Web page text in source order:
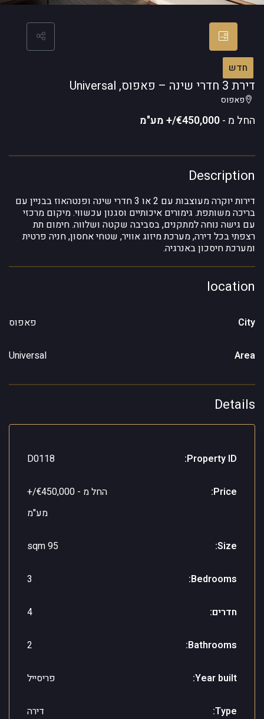
חדש
דירת 3 חדרי שינה – פאפוס, Universal
פאפוס
החל מ -€450,000/+ מע"מ
Description
דירות יוקרה מעוצבות עם 2 או 3 חדרי שינה ופנטהאוז בבניין עם
בריכה משותפת. גימורים איכותיים וסגנון עכשווי. מיקום מרכזי
עם גישה נוחה למתקנים, בסביבה שקטה ושלווה. חימום תת
רצפתי בכל דירה, מערכת מיזוג אוויר, שטחי אחסון, חניה פרטית
ומערכת חיסכון באנרגיה.
location
City פאפוס
Area
Universal
Details
Property ID:
D0118
Price: החל מ -
€450,000/+
מע"מ
Size:
95 sqm
Bedrooms:
3
חדרים: 4
Bathrooms:
2
Year built: פריסייל
Type: דירה